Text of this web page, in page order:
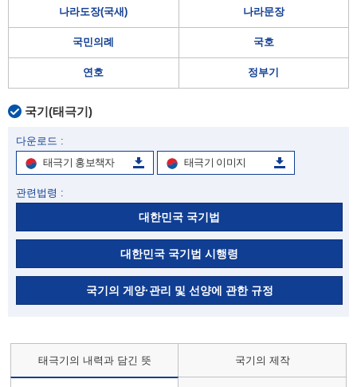
나라도장(국새) 나라문장
국민의례 국호
연호 정부기
국기(태극기)
다운로드 :
태극기 홍보책자
태극기 이미지
관련법령 :
대한민국 국기법
대한민국 국기법 시행령
국기의 게양·관리 및 선양에 관한 규정
태극기의 내력과 담긴 뜻 국기의 제작